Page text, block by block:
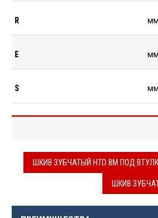
R мм
E мм
S мм
ШКИВ ЗУБЧАТЫЙ HTD 8M ПОД
ШКИВ